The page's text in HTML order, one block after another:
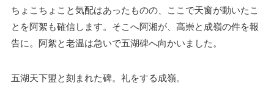
ちょこちょこと気配はあったものの、ここで天窗が動いたこ
とを阿絮も確信します。そこへ阿湘が、高崇と成嶺の件を報
告に。阿絮と老温は急いで五湖碑へ向かいました。
五湖天下盟と刻まれた碑。礼をする成嶺。